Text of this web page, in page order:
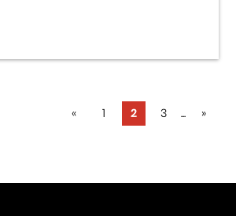
« 1 2 3 ... »